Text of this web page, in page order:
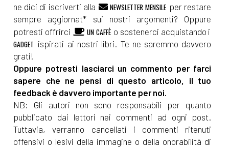
ne dici di iscriverti alla
NEWSLETTER MENSILE per restare
sempre aggiornat* sui nostri argomenti? Oppure
potresti offrirci
UN CAFFÈ o sostenerci acquistando i
GADGET ispirati ai nostri libri. Te ne saremmo davvero
grati!
Oppure potresti lasciarci un commento per farci
sapere che ne pensi di questo articolo, il tuo
feedback è davvero importante per noi.
NB: Gli autori non sono responsabili per quanto
pubblicato dai lettori nei commenti ad ogni post.
Tuttavia, verranno cancellati i commenti ritenuti
offensivi o lesivi della immagine o della onorabilità di